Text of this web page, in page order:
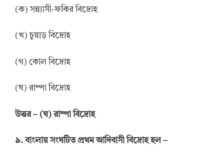
(ক) সন্ন্যাসী-ফকির বিদ্রোহ
(খ) চুয়াড় বিদ্রোহ
(গ) কোল বিদ্রোহ
(ঘ) রাম্পা বিদ্রোহ
উত্তর– (ঘ) রাম্পা বিদ্রোহ
৯. বাংলায় সংঘটিত প্রথম আদিবাসী বিদ্রোহ হল –